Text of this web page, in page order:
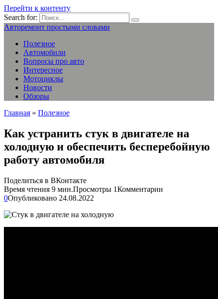
Перейти к контенту
Search for:
Авторемонт простыми словами
Полезное
Автомобили
Вопросы про авто
Интересное
Мотоциклы
Новости
Обзоры
Главная » Полезное
Как устранить стук в двигателе на
холодную и обеспечить бесперебойную
работу автомобиля
Поделиться в ВКонтакте
Время чтения 9 мин.Просмотры 1Комментарии
0Опубликовано 24.08.2022